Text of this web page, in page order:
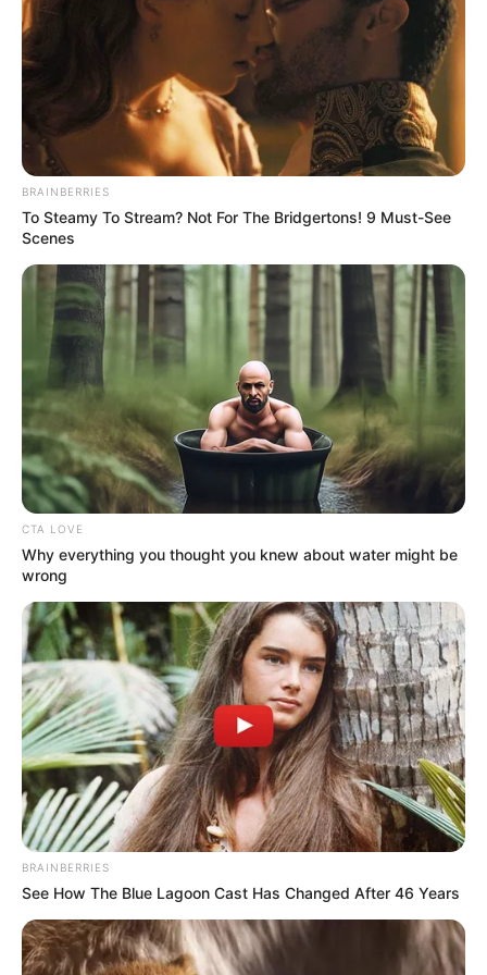
την εγγραφή, τα κόσμια σχόλια και τα λάικ σας…
FACEBOOK ΑΡΈΣΕΙ
YOUTUBE ΕΓΓΡΑΦΕΊΤΕ
EMAIL
BRAINBERRIES
To Steamy To Stream? Not For The Bridgertons! 9 Must-See
Scenes
CTA LOVE
Why everything you thought you knew about water might be
wrong
BRAINBERRIES
See How The Blue Lagoon Cast Has Changed After 46 Years